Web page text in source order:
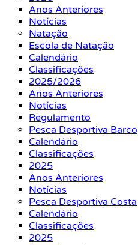
Anos Anteriores
Notícias
Natação
Escola de Natação
Calendário
Classificações
2025/2026
Anos Anteriores
Notícias
Regulamento
Pesca Desportiva Barco
Calendário
Classificações
2025
Anos Anteriores
Notícias
Pesca Desportiva Costa
Calendário
Classificações
2025